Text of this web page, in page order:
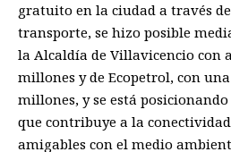
gratuito en la ciudad a través
transporte, se hizo posible
la Alcaldía de Villavicencio con
millones y de Ecopetrol, con
millones, y se está
que contribuye a la
amigables con el medio